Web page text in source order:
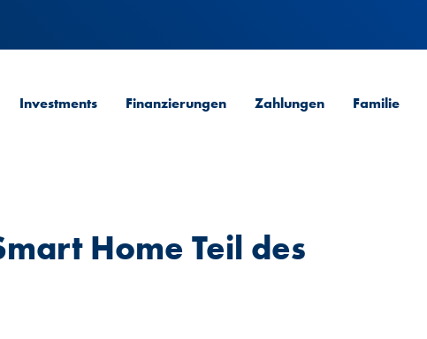
Investments Finanzierungen Zahlungen Familie
Home Teil des